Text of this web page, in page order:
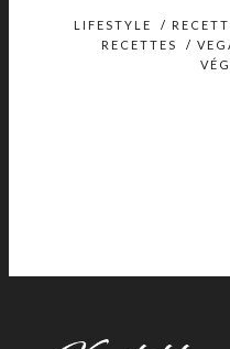
LIFESTYLE /
RECETTES
/